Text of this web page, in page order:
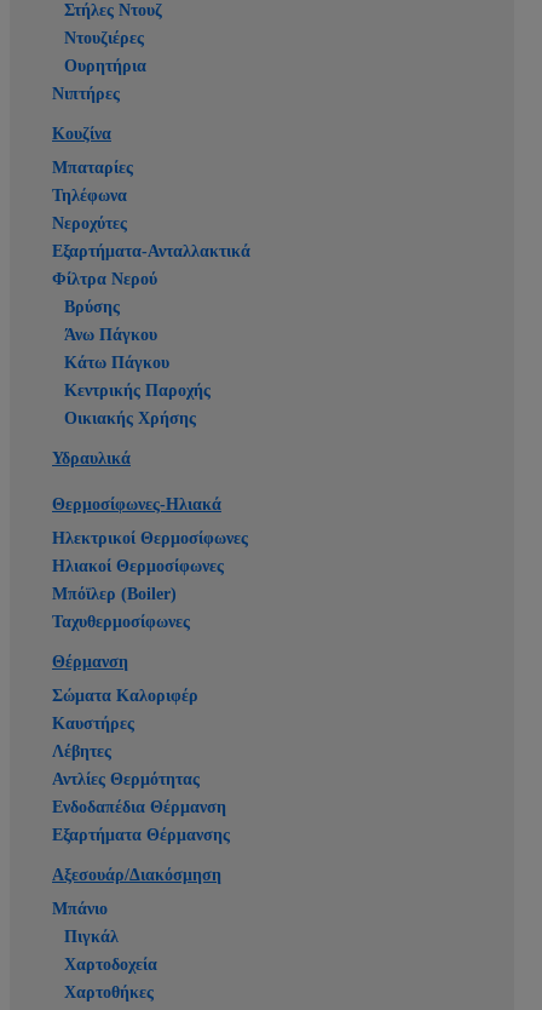
Στήλες Ντουζ
Ντουζιέρες
Ουρητήρια
Νιπτήρες
Κουζίνα
Μπαταρίες
Τηλέφωνα
Νεροχύτες
Εξαρτήματα-Ανταλλακτικά
Φίλτρα Νερού
Βρύσης
Άνω Πάγκου
Κάτω Πάγκου
Κεντρικής Παροχής
Οικιακής Χρήσης
Υδραυλικά
Θερμοσίφωνες-Ηλιακά
Ηλεκτρικοί Θερμοσίφωνες
Ηλιακοί Θερμοσίφωνες
Μπόϊλερ (Boiler)
Ταχυθερμοσίφωνες
Θέρμανση
Σώματα Καλοριφέρ
Καυστήρες
Λέβητες
Αντλίες Θερμότητας
Ενδοδαπέδια Θέρμανση
Εξαρτήματα Θέρμανσης
Αξεσουάρ/Διακόσμηση
Μπάνιο
Πιγκάλ
Χαρτοδοχεία
Χαρτοθήκες